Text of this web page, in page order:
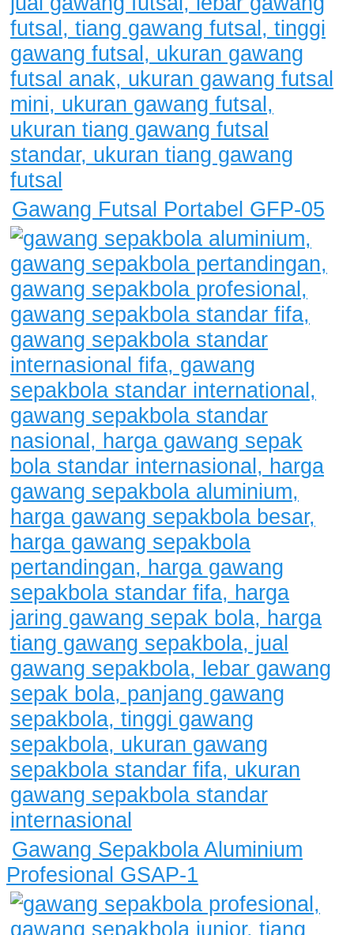
Gawang Futsal Portabel GFP-05
Gawang Sepakbola Aluminium
Profesional GSAP-1